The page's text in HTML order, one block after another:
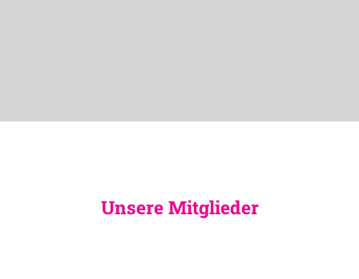
Unsere Mitglieder